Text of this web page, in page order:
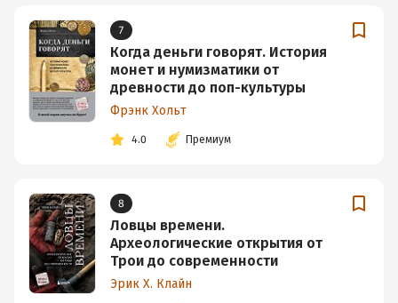
7
Когда деньги говорят. История
монет и нумизматики от
древности до поп-культуры
Фрэнк Хольт
4.0 Премиум
8
Ловцы времени.
Археологические открытия от
Трои до современности
Эрик Х. Клайн